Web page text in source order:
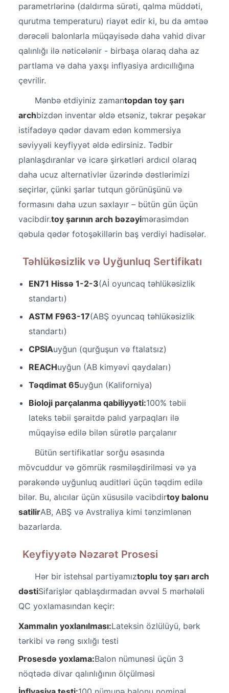
parametrlərinə (daldırma sürəti, qalma müddəti,
qurutma temperaturu) riayət edir ki, bu da əmtəə
dərəcəli balonlarla müqayisədə daha vahid divar
qalınlığı ilə nəticələnir - birbaşa olaraq daha az
partlama və daha yaxşı inflyasiya ardıcıllığına
çevrilir.
Mənbə etdiyiniz zamantopdan toy şarı
archbizdən inventar əldə etsəniz, təkrar peşəkar
istifadəyə qədər davam edən kommersiya
səviyyəli keyfiyyət əldə edirsiniz. Tədbir
planlaşdıranlar və icarə şirkətləri ardıcıl olaraq
daha ucuz alternativlər üzərində dəstlərimizi
seçirlər, çünki şarlar tutqun görünüşünü və
formasını daha uzun saxlayır – bütün gün üçün
vacibdir.toy şarının arch bəzəyimərasimdən
qəbula qədər fotoşəkillərin baş verdiyi hadisələr.
Təhlükəsizlik və Uyğunluq Sertifikatı
EN71 Hissə 1-2-3(Aİ oyuncaq təhlükəsizlik
standartı)
ASTM F963-17(ABŞ oyuncaq təhlükəsizlik
standartı)
CPSIAuyğun (qurğuşun və ftalatsız)
REACHuyğun (AB kimyəvi qaydaları)
Təqdimat 65uyğun (Kaliforniya)
Bioloji parçalanma qabiliyyəti:100% təbii
lateks təbii şəraitdə palıd yarpaqları ilə
müqayisə edilə bilən sürətlə parçalanır
Bütün sertifikatlar sorğu əsasında
mövcuddur və gömrük rəsmiləşdirilməsi və ya
pərakəndə uyğunluq auditləri üçün təqdim edilə
bilər. Bu, alıcılar üçün xüsusilə vacibdirtoy balonu
satilirAB, ABŞ və Avstraliya kimi tənzimlənən
bazarlarda.
Keyfiyyətə Nəzarət Prosesi
Hər bir istehsal partiyamıztoplu toy şarı arch
dəstiSifarişlər qablaşdırmadan əvvəl 5 mərhələli
QC yoxlamasından keçir:
Xammalın yoxlanılması:Lateksin özlülüyü, bərk
tərkibi və rəng sıxlığı testi
Prosesdə yoxlama:Balon nümunəsi üçün 3
nöqtədə divar qalınlığının ölçülməsi